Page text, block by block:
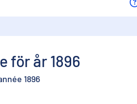
för år 1896
1896